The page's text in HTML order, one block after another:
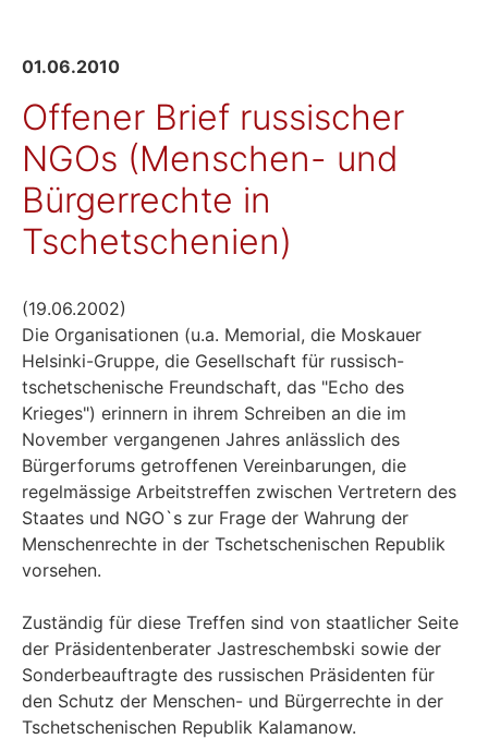
01.06.2010
Offener Brief russischer
NGOs (Menschen- und
Bürgerrechte in
Tschetschenien)
(19.06.2002)
Die Organisationen (u.a. Memorial, die Moskauer
Helsinki-Gruppe, die Gesellschaft für russisch-
tschetschenische Freundschaft, das "Echo des
Krieges") erinnern in ihrem Schreiben an die im
November vergangenen Jahres anlässlich des
Bürgerforums getroffenen Vereinbarungen, die
regelmässige Arbeitstreffen zwischen Vertretern des
Staates und NGO`s zur Frage der Wahrung der
Menschenrechte in der Tschetschenischen Republik
vorsehen.
Zuständig für diese Treffen sind von staatlicher Seite
der Präsidentenberater Jastreschembski sowie der
Sonderbeauftragte des russischen Präsidenten für
den Schutz der Menschen- und Bürgerrechte in der
Tschetschenischen Republik Kalamanow.